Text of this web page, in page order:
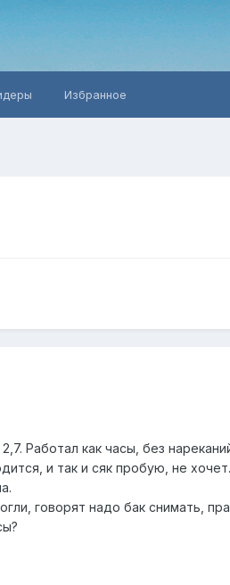
Избранное
Работал как часы, без
и так и сяк пробую, не
говорят надо бак снимать,